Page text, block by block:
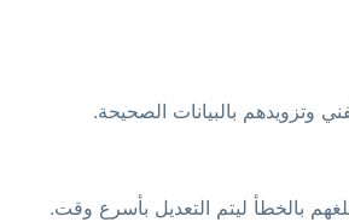
وتزويدهم بالبيانات الصحيحة.
بالخطأ ليتم التعديل بأسرع وقت.